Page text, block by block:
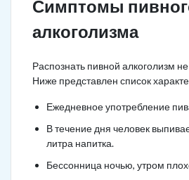
Симптомы
алкоголизма
Распознать пивной алкоголизм
Ниже представлен список
Ежедневное употребление
В течение дня человек
литра напитка.
Бессонница ночью, утром